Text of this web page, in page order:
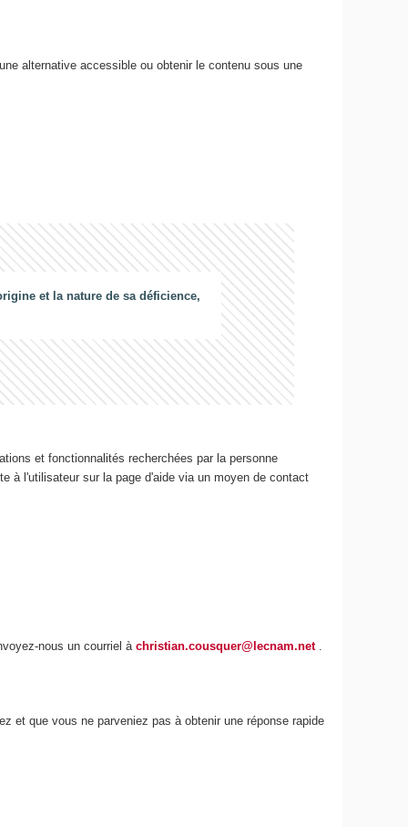
alternative accessible ou obtenir le contenu sous une
et la nature de sa déficience,
et fonctionnalités recherchées par la personne
à l'utilisateur sur la page d'aide via un moyen de contact
nous un courriel àchristian.cousquer@lecnam.net
et que vous ne parveniez pas à obtenir une réponse rapide